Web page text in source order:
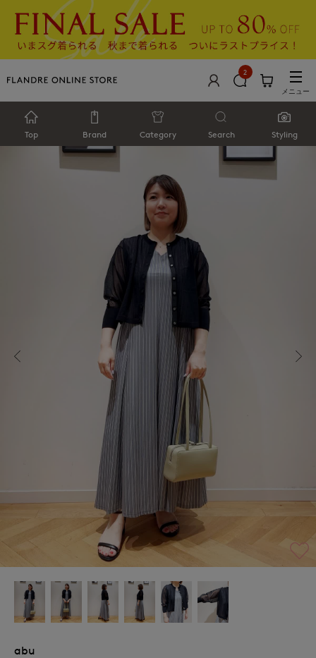
2
メニュー
Top Brand Category Search Styling
abu